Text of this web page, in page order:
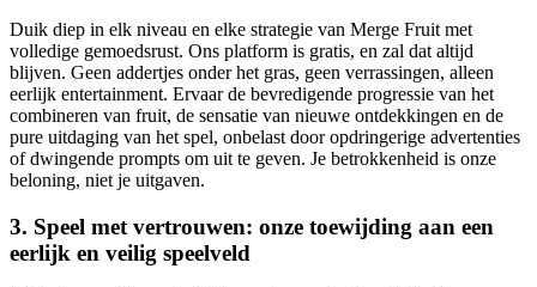
Duik diep in elk niveau en elke strategie van Merge Fruit met
volledige gemoedsrust. Ons platform is gratis, en zal dat altijd
blijven. Geen addertjes onder het gras, geen verrassingen, alleen
eerlijk entertainment. Ervaar de bevredigende progressie van het
combineren van fruit, de sensatie van nieuwe ontdekkingen en de
pure uitdaging van het spel, onbelast door opdringerige advertenties
of dwingende prompts om uit te geven. Je betrokkenheid is onze
beloning, niet je uitgaven.
3. Speel met vertrouwen: onze toewijding aan een
eerlijk en veilig speelveld